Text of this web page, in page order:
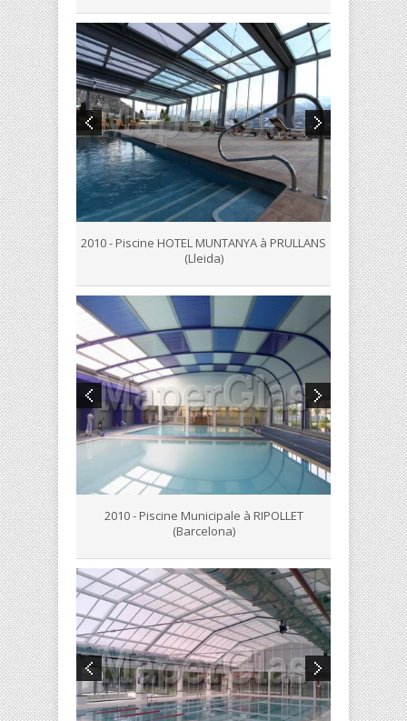
2010 - Piscine HOTEL MUNTANYA à PRULLANS
(Lleida)
2010 - Piscine Municipale à RIPOLLET
(Barcelona)